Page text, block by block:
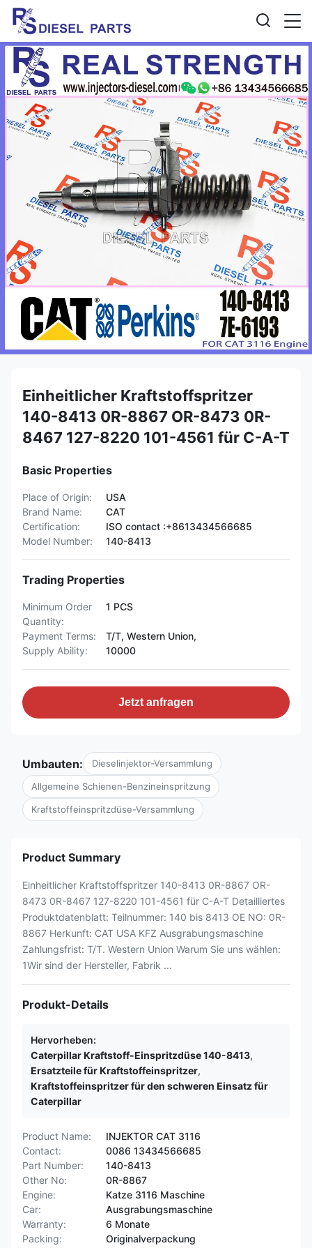
Einheitlicher Kraftstoffspritzer
140-8413 0R-8867 OR-8473 0R-
8467 127-8220 101-4561 für C-A-T
Basic Properties
Place of Origin:
USA
Brand Name:
CAT
Certification:
ISO contact :+8613434566685
Model Number:
140-8413
Trading Properties
Minimum Order
Quantity:
1 PCS
Payment Terms:
T/T, Western Union,
Supply Ability:
10000
Jetzt anfragen
Umbauten: Dieselinjektor-Versammlung
Allgemeine Schienen-Benzineinspritzung
Kraftstoffeinspritzdüse-Versammlung
Product Summary
Einheitlicher Kraftstoffspritzer 140-8413 0R-8867 OR-
8473 0R-8467 127-8220 101-4561 für C-A-T Detailliertes
Produktdatenblatt: Teilnummer: 140 bis 8413 OE NO: 0R-
8867 Herkunft: CAT USA KFZ Ausgrabungsmaschine
Zahlungsfrist: T/T. Western Union Warum Sie uns wählen:
1Wir sind der Hersteller, Fabrik ...
Produkt-Details
Hervorheben:
Caterpillar Kraftstoff-Einspritzdüse 140-8413,
Ersatzteile für Kraftstoffeinspritzer,
Kraftstoffeinspritzer für den schweren Einsatz für
Caterpillar
Product Name:
INJEKTOR CAT 3116
Contact:
0086 13434566685
Part Number:
140-8413
Other No:
0R-8867
Engine:
Katze 3116 Maschine
Car:
Ausgrabungsmaschine
Warranty:
6 Monate
Packing:
Originalverpackung